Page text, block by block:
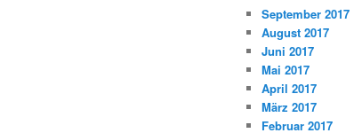
September 2017
August 2017
Juni 2017
Mai 2017
April 2017
März 2017
Februar 2017